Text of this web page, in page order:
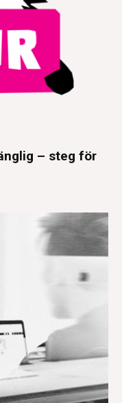
– steg för